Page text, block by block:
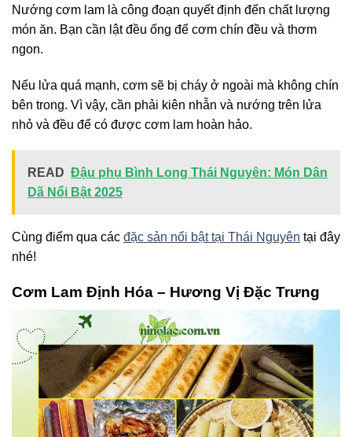
Nướng cơm lam là công đoạn quyết định đến chất lượng
món ăn. Bạn cần lật đều ống để cơm chín đều và thơm
ngon.
Nếu lửa quá mạnh, cơm sẽ bị cháy ở ngoài mà không chín
bên trong. Vì vậy, cần phải kiên nhẫn và nướng trên lửa
nhỏ và đều để có được cơm lam hoàn hảo.
READ Đậu phụ Bình Long Thái Nguyên: Món Dân
Dã Nổi Bật 2025
Cùng điểm qua các đặc sản nổi bật tại Thái Nguyên tại đây
nhé!
Cơm Lam Định Hóa – Hương Vị Đặc Trưng